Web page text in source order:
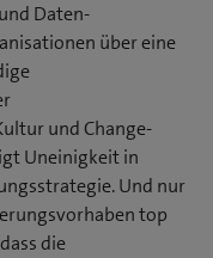
Daten-
über eine
und Change-
Uneinigkeit in
Und nur
top
die